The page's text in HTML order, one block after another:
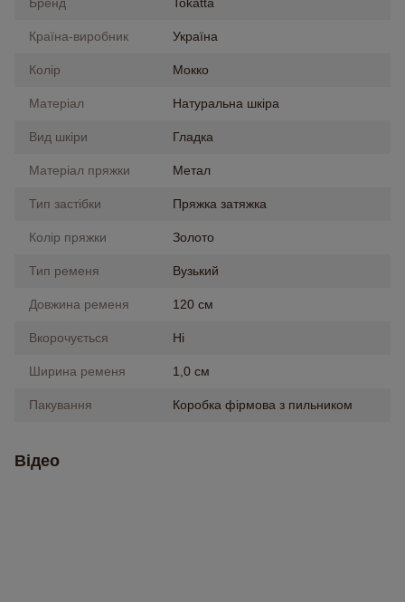
Бренд Tokatta
Країна-виробник Україна
Колір Мокко
Матеріал Натуральна шкіра
Вид шкіри Гладка
Матеріал пряжки Метал
Тип застібки Пряжка затяжка
Колір пряжки Золото
Тип ременя Вузький
Довжина ременя 120 см
Вкорочується Ні
Ширина ременя 1,0 см
Пакування Коробка фірмова з пильником
Відео